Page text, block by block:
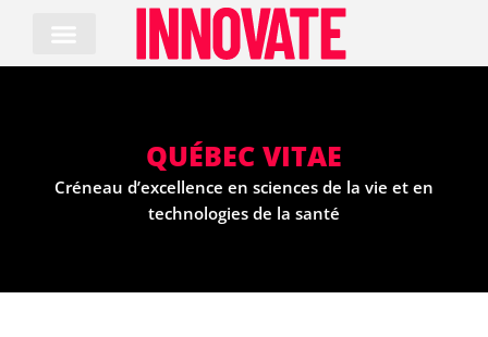
content
QUÉBEC VITAE
Créneau d’excellence en sciences de la vie et en
technologies de la santé